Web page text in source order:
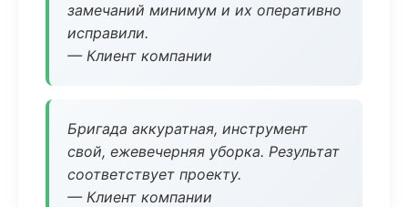
замечаний минимум и их оперативно
исправили.
— Клиент компании
Бригада аккуратная, инструмент
свой, ежевечерняя уборка. Результат
соответствует проекту.
— Клиент компании